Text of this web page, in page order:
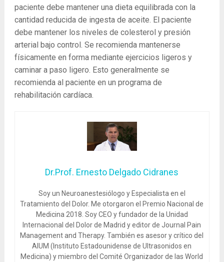
paciente debe mantener una dieta equilibrada con la
cantidad reducida de ingesta de aceite. El paciente
debe mantener los niveles de colesterol y presión
arterial bajo control. Se recomienda mantenerse
físicamente en forma mediante ejercicios ligeros y
caminar a paso ligero. Esto generalmente se
recomienda al paciente en un programa de
rehabilitación cardíaca.
Dr.Prof. Ernesto Delgado Cidranes
Soy un Neuroanestesiólogo y Especialista en el
Tratamiento del Dolor. Me otorgaron el Premio Nacional de
Medicina 2018. Soy CEO y fundador de la Unidad
Internacional del Dolor de Madrid y editor de Journal Pain
Management and Therapy. También es asesor y crítico del
AIUM (Instituto Estadounidense de Ultrasonidos en
Medicina) y miembro del Comité Organizador de las World